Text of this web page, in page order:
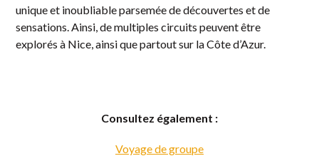
unique et inoubliable parsemée de découvertes et de
sensations. Ainsi, de multiples circuits peuvent être
explorés à Nice, ainsi que partout sur la Côte d’Azur.
Consultez également :
Voyage de groupe